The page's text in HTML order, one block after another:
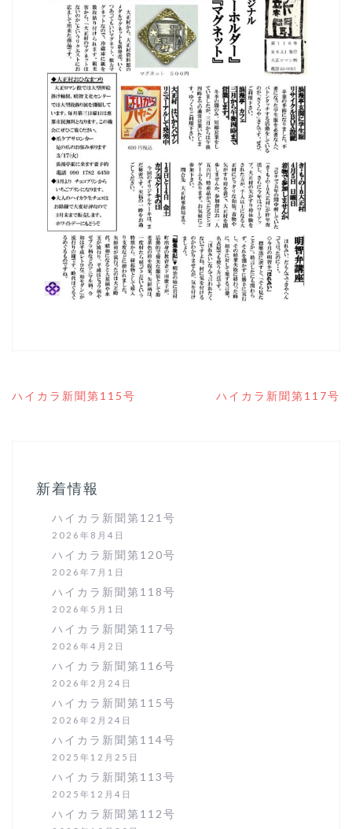
投
ハイカラ新聞第115号 ハイカラ新聞第117号
新着情報
ハイカラ新聞第121号
2026年8月4日
ハイカラ新聞第120号
2026年7月1日
ハイカラ新聞第118号
2026年5月1日
ハイカラ新聞第117号
2026年4月2日
ハイカラ新聞第116号
2026年2月24日
ハイカラ新聞第115号
2026年2月24日
ハイカラ新聞第114号
2025年12月25日
ハイカラ新聞第113号
2025年12月4日
ハイカラ新聞第112号